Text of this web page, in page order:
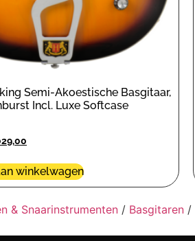
Semi-Akoestische Basgitaar,
Incl. Luxe Softcase
winkelwagen
& Snaarinstrumenten / Basgitaren /